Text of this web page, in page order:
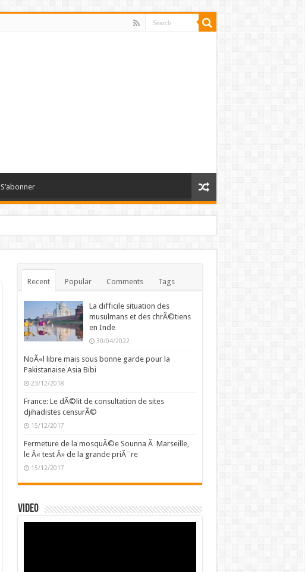
S’abonner
Recent Popular Comments Tags
La difficile situation des
musulmans et des chrÃ©tiens
en Inde
30/04/2022
NoÃ«l libre mais sous bonne garde pour la
Pakistanaise Asia Bibi
23/12/2018
France: Le dÃ©lit de consultation de sites
djihadistes censurÃ©
15/12/2017
Fermeture de la mosquÃ©e Sounna Ã Marseille,
le Â« test Â» de la grande priÃ¨re
15/12/2017
Video